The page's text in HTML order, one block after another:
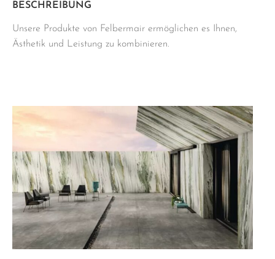
BESCHREIBUNG
Unsere Produkte von Felbermair ermöglichen es Ihnen,
Ästhetik und Leistung zu kombinieren.